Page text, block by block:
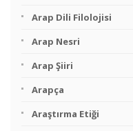
Arap Dili Filolojisi
Arap Nesri
Arap Şiiri
Arapça
Araştırma Etiği